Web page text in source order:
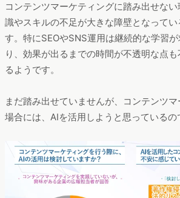
コンテンツマーケティングに踏み出せな
識やスキルの不足が大きな障壁となってい
す。特にSEOやSNS運用は継続的な学習
り、効果が出るまでの時間が不透明な点
るようです。
まだ踏み出せていませんが、コンテンツ
場合には、AIを活用しようと思っているの